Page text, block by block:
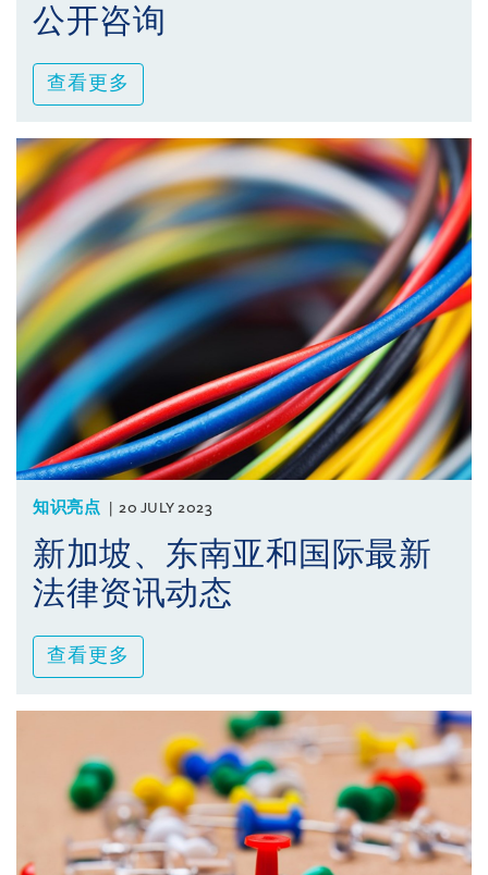
公开咨询
查看更多
知识亮点 20 JULY 2023
新加坡、东南亚和国际最新
法律资讯动态
查看更多